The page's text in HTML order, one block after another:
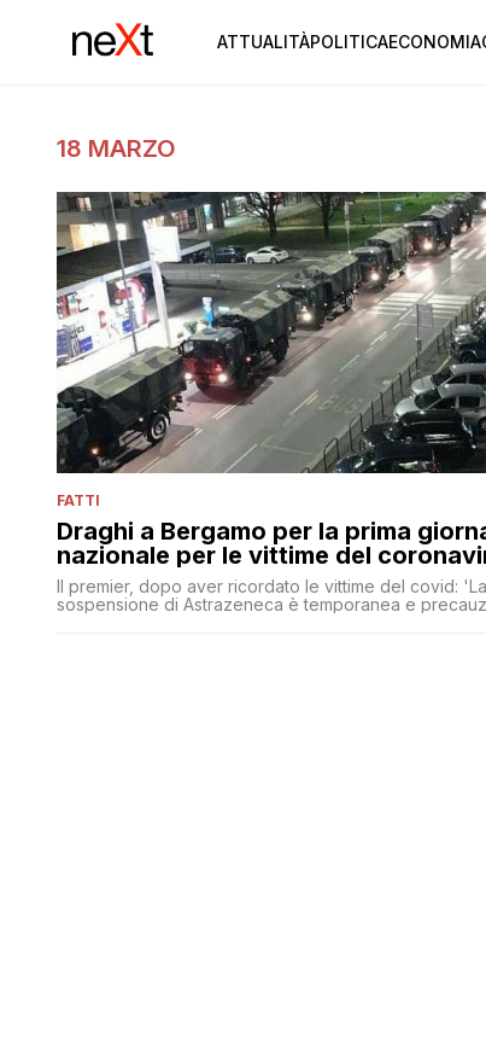
ATTUALITÀPOLITICAECONOMIA
18 MARZO
FATTI
Draghi a Bergamo per la prima
nazionale per le vittime del
Il premier, dopo aver ricordato le vittime del covid: 'La
sospensione di Astrazeneca è temporanea e